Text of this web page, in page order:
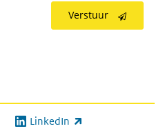
Verstuur
LinkedIn
(externe link)